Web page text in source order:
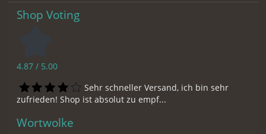
Shop Voting
4.87 / 5.00
Sehr schneller Versand, ich bin sehr
zufrieden! Shop ist absolut zu empf...
Wortwolke